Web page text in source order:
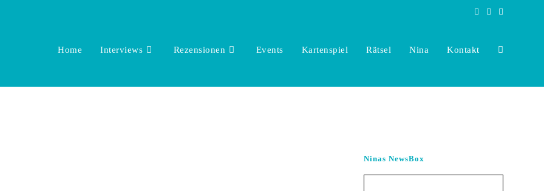
Home Interviews Rezensionen Events Kartenspiel Rätsel Nina Kontakt Toggle
Ninas NewsBox